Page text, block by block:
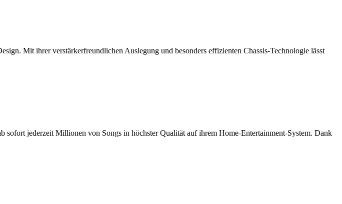
Mit ihrer verstärkerfreundlichen Auslegung und besonders effizienten Chassis-Technologie lässt
jederzeit Millionen von Songs in höchster Qualität auf ihrem Home-Entertainment-System. Dank